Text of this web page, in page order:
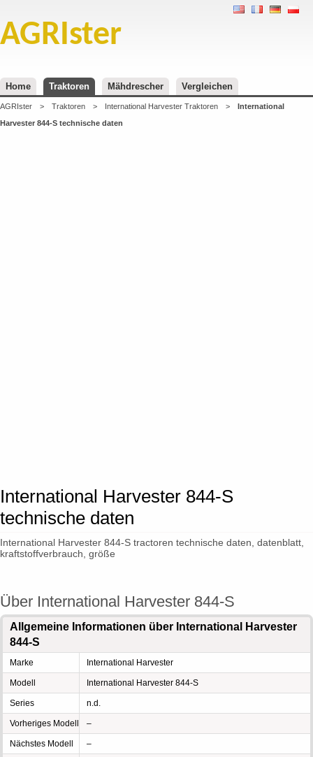
AGRIster
Home Traktoren Mähdrescher Vergleichen
AGRIster > Traktoren > International Harvester Traktoren >
International
Harvester 844-S technische daten
International Harvester 844-S
technische daten
International Harvester 844-S tractoren technische daten, datenblatt,
kraftstoffverbrauch, größe
Über International Harvester 844-S
Allgemeine Informationen über International Harvester
844-S
Marke International Harvester
Modell International Harvester 844-S
Series n.d.
Vorheriges Modell –
Nächstes Modell –